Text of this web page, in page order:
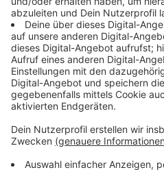
Veröffentlicht:Dienstag,
Anzeige
Anzeige